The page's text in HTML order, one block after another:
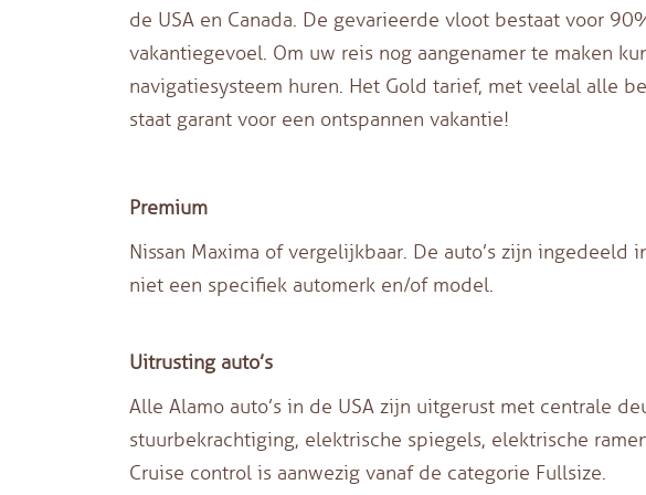
de USA en Canada. De gevarieerde vloot bestaat voor
vakantiegevoel. Om uw reis nog aangenamer te maken
navigatiesysteem huren. Het Gold tarief, met veelal alle
staat garant voor een ontspannen vakantie!
Premium
Nissan Maxima of vergelijkbaar. De auto’s zijn
niet een specifiek automerk en/of model.
Uitrusting auto’s
Alle Alamo auto’s in de USA zijn uitgerust met centrale
stuurbekrachtiging, elektrische spiegels, elektrische
Cruise control is aanwezig vanaf de categorie Fullsize.